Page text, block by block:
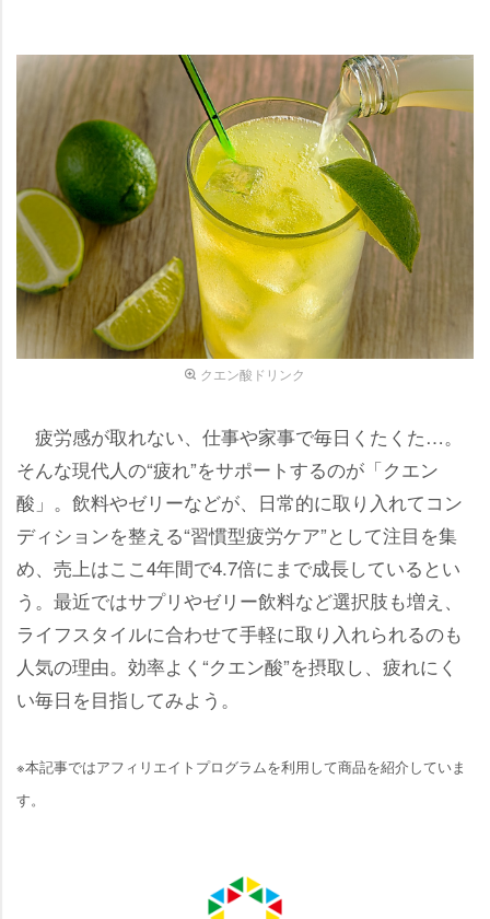
クエン酸ドリンク
疲労感が取れない、仕事や家事で毎日くたくた…。
そんな現代人の“疲れ”をサポートするのが「クエン
酸」。飲料やゼリーなどが、日常的に取り入れてコン
ディションを整える“習慣型疲労ケア”として注目を集
め、売上はここ4年間で4.7倍にまで成長しているとい
う。最近ではサプリやゼリー飲料など選択肢も増え、
ライフスタイルに合わせて手軽に取り入れられるのも
人気の理由。効率よく“クエン酸”を摂取し、疲れにく
い毎日を目指してみよう。
※本記事ではアフィリエイトプログラムを利用して商品を紹介していま
す。